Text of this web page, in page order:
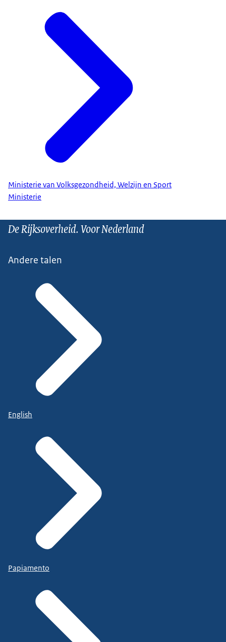
Ministerie van Volksgezondheid, Welzijn en Sport
Ministerie
De Rijksoverheid. Voor Nederland
Andere talen
English
Papiamento